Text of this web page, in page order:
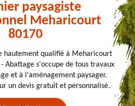
paysagiste
Meharicourt
80170
hautement qualifié à Meharicourt
- Abattage s'occupe de tous travaux
et à l'aménagement paysager.
un devis gratuit et personnalisé.